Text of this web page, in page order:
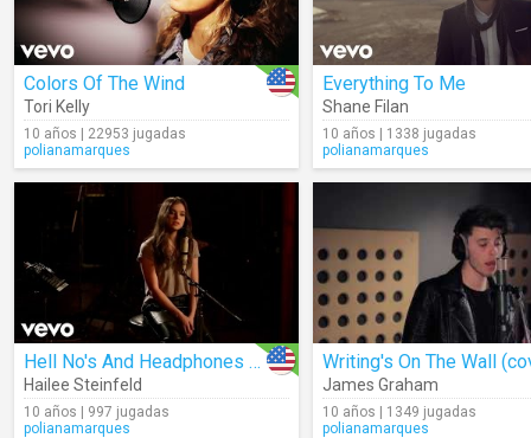
Colors Of The Wind
Tori Kelly
10 años | 22953 jugadas
polianamarques
Everything To Me
Shane Filan
10 años | 1338 jugadas
polianamarques
Hell No's And Headphones (Acoustic)
Hailee Steinfeld
10 años | 997 jugadas
polianamarques
Writing's On The Wall
James Graham
10 años | 1349 jugadas
polianamarques